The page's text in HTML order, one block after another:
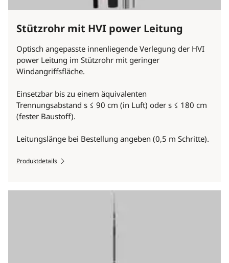
Stützrohr mit HVI power Leitung
Optisch angepasste innenliegende Verlegung der HVI
power Leitung im Stützrohr mit geringer
Windangriffsfläche.
Einsetzbar bis zu einem äquivalenten
Trennungsabstand s ≤ 90 cm (in Luft) oder s ≤ 180 cm
(fester Baustoff).
Leitungslänge bei Bestellung angeben (0,5 m Schritte).
Produktdetails